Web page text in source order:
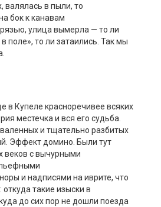
валялась в пыли, то
бок к канавам
улица вымерла — то ли
поле», то ли затаились. Так мы
в Купеле красноречивее всяких
местечка и вся его судьба.
и тщательно разбитых
Эффект домино. Были тут
веков с вычурными
и надписями на иврите, что
такие изыски в
до сих пор не дошли поезда